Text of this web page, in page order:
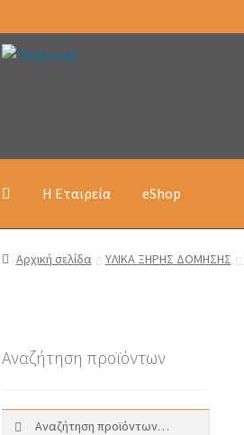
Η Εταιρεία eShop
Αρχική σελίδα ΥΛΙΚΑ ΞΗΡΗΣ ΔΟΜΗΣΗΣ
Αναζήτηση προϊόντων
Αναζήτηση
Αναζήτηση